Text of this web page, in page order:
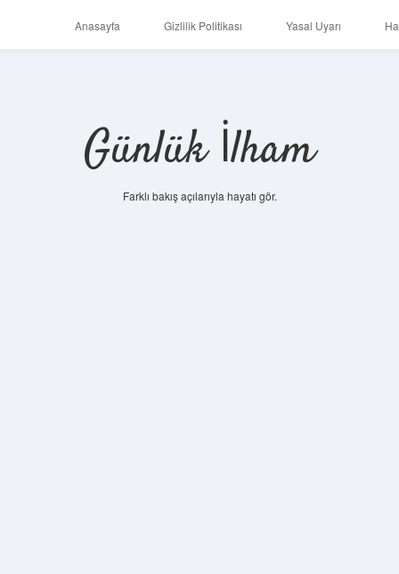
Anasayfa Gizlilik Politikası Yasal Uyarı
Günlük İlham
Farklı bakış açılarıyla hayatı gör.